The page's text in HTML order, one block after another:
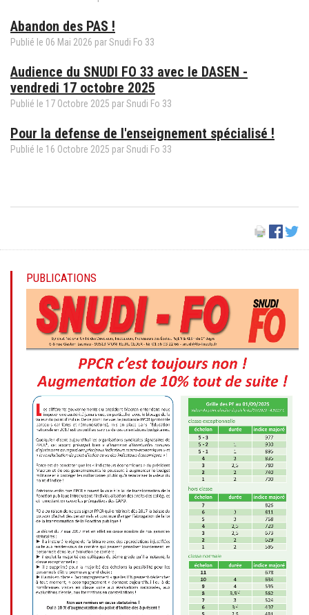
Abandon des PAS !
Publié le 06 Mai 2026 parSnudi Fo 33
Audience du SNUDI FO 33 avec le DASEN -
vendredi 17 octobre 2025
Publié le 17 Octobre 2025 parSnudi Fo 33
Pour la defense de l'enseignement spécialisé !
Publié le 16 Octobre 2025 parSnudi Fo 33
PUBLICATIONS